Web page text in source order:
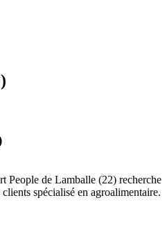
People de Lamballe (22) recherche
spécialisé en agroalimentaire.